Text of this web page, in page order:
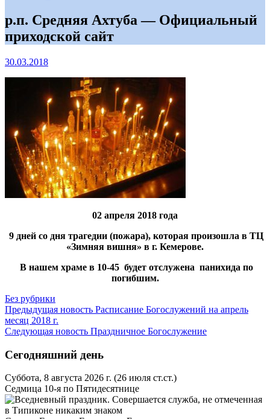
р.п. Средняя Ахтуба — Официальный
приходской сайт
30.03.2018
02 апреля 2018 года
9 дней со дня трагедии (пожара), которая произошла в ТЦ
«Зимняя вишня» в г. Кемерове.
В нашем храме в 10-45 будет отслужена панихида по
погибшим.
Без рубрики
Предыдущая новость Расписание Богослужений на апрель
месяц 2018 г.
Следующая новость Праздничное Богослужение
Сегодняшний день
Суббота, 8 августа 2026 г. (26 июля ст.ст.)
Седмица 10-я по Пятидесятнице